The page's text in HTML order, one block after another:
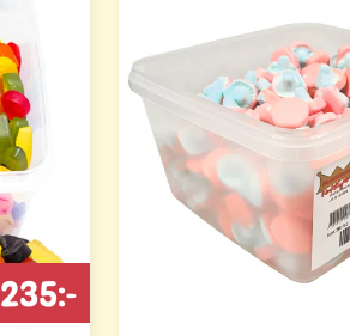
235:-